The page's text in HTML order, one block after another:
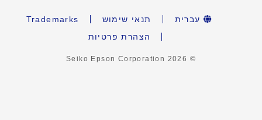
עברית תנאי שימוש
Trademarks
הצהרת פרטיות
© Seiko Epson Corporation
2026